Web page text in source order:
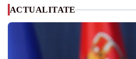
ACTUALITATE